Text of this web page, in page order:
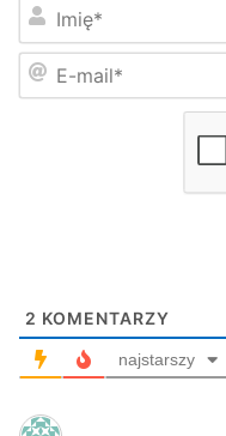
2 KOMENTARZY
najstarszy